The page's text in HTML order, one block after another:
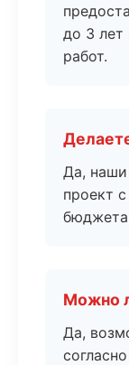
до 3 лет
работ.
Да, наши
проект
Можно
Да,